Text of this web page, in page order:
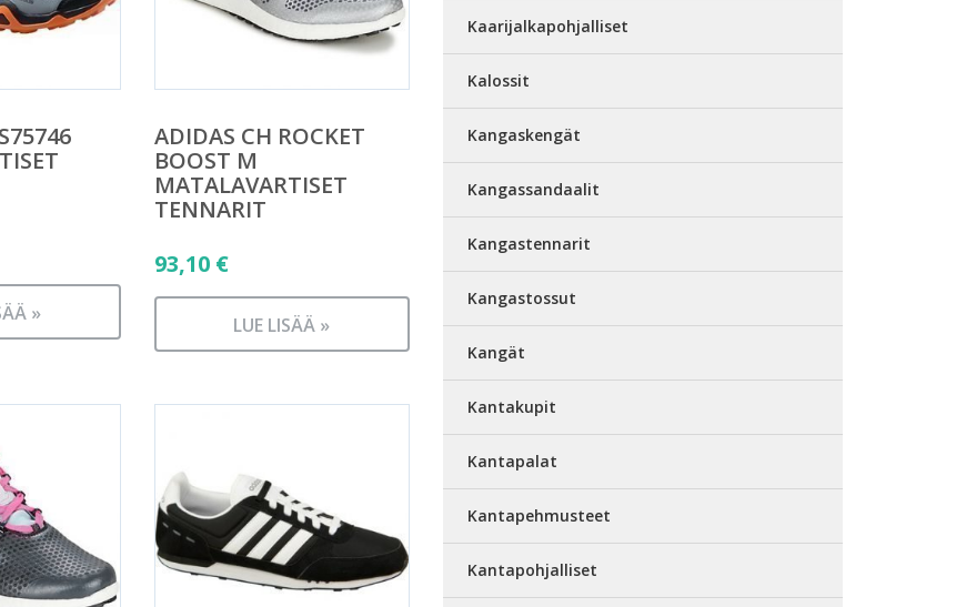
»
ADIDAS CH ROCKET
BOOST M
MATALAVARTISET
TENNARIT
93,10 €
LUE LISÄÄ »
Kaarijalkapohjalliset
Kalossit
Kangaskengät
Kangassandaalit
Kangastennarit
Kangastossut
Kangät
Kantakupit
Kantapalat
Kantapehmusteet
Kantapohjalliset